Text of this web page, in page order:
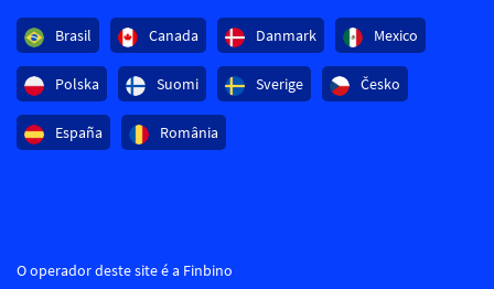
Brasil Canada Danmark Mexico
Polska Suomi Sverige Česko
España România
O operador deste site é a Finbino